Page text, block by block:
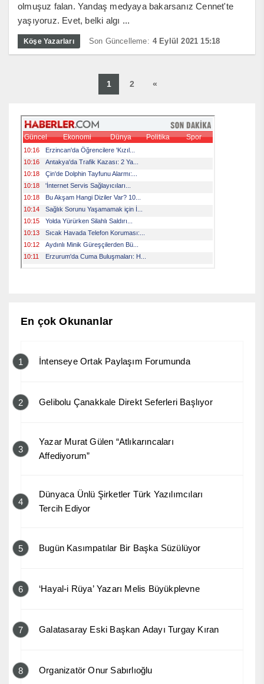
olmuşuz falan. Yandaş medyaya bakarsanız Cennet'te
yaşıyoruz. Evet, belki algı ...
Köşe Yazarları Son Güncelleme: 4 Eylül 2021 15:18
1 2 «
En çok Okunanlar
1 İntenseye Ortak Paylaşım Forumunda
2 Gelibolu Çanakkale Direkt Seferleri Başlıyor
3
Yazar Murat Gülen “Atlıkarıncaları
Affediyorum”
4
Dünyaca Ünlü Şirketler Türk Yazılımcıları
Tercih Ediyor
5 Bugün Kasımpatılar Bir Başka Süzülüyor
6 ‘Hayal-i Rüya’ Yazarı Melis Büyükplevne
7 Galatasaray Eski Başkan Adayı Turgay Kıran
8 Organizatör Onur Sabırlıoğlu